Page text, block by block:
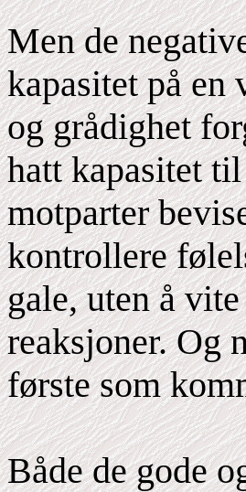
Men de
kapasitet på en
og grådighet
hatt kapasitet
motparter
kontrollere
gale, uten å
reaksjoner. Og
første som
Både de gode